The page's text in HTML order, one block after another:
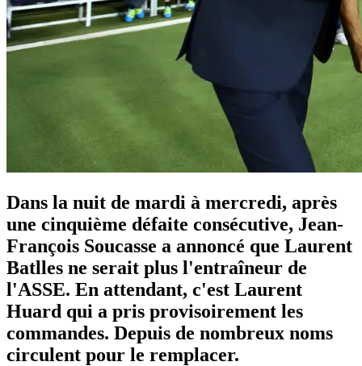
Dans la nuit de mardi à mercredi, après
une cinquième défaite consécutive, Jean-
François Soucasse a annoncé que Laurent
Batlles ne serait plus l'entraîneur de
l'ASSE. En attendant, c'est Laurent
Huard qui a pris provisoirement les
commandes. Depuis de nombreux noms
circulent pour le remplacer.